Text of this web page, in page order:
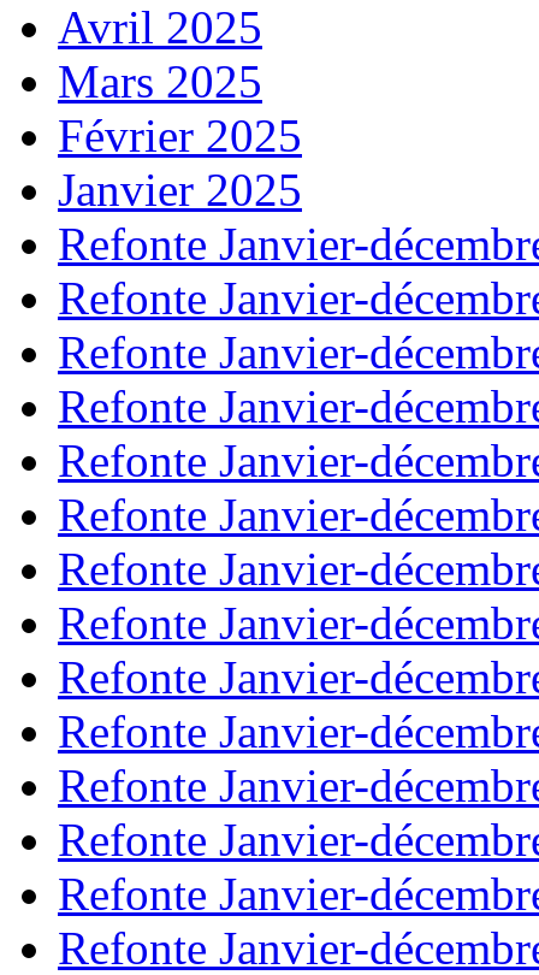
Avril 2025
Mars 2025
Février 2025
Janvier 2025
Refonte Janvier-
Refonte Janvier-
Refonte Janvier-
Refonte Janvier-
Refonte Janvier-
Refonte Janvier-
Refonte Janvier-
Refonte Janvier-
Refonte Janvier-
Refonte Janvier-
Refonte Janvier-
Refonte Janvier-
Refonte Janvier-
Refonte Janvier-